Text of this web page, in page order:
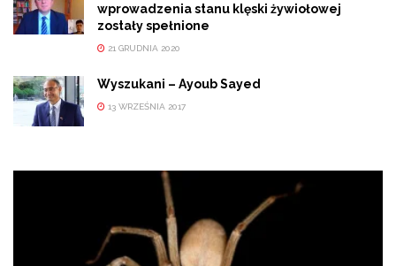
wprowadzenia stanu klęski żywiołowej
zostały spełnione
21 GRUDNIA 2020
Wyszukani – Ayoub Sayed
13 WRZEŚNIA 2017